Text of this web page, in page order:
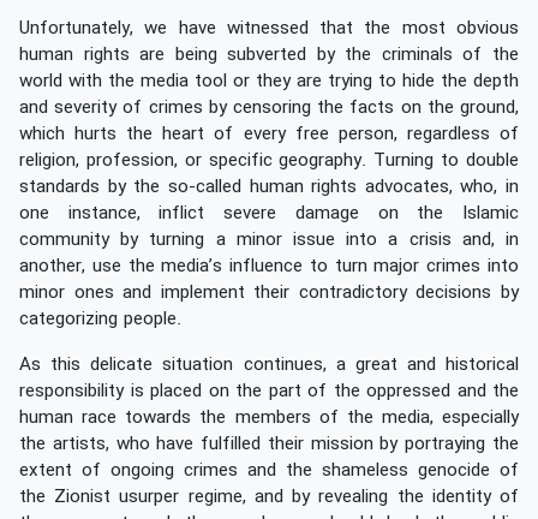
Unfortunately, we have witnessed that the most obvious
human rights are being subverted by the criminals of the
world with the media tool or they are trying to hide the depth
and severity of crimes by censoring the facts on the ground,
which hurts the heart of every free person, regardless of
religion, profession, or specific geography. Turning to double
standards by the so-called human rights advocates, who, in
one instance, inflict severe damage on the Islamic
community by turning a minor issue into a crisis and, in
another, use the media’s influence to turn major crimes into
minor ones and implement their contradictory decisions by
categorizing people.
As this delicate situation continues, a great and historical
responsibility is placed on the part of the oppressed and the
human race towards the members of the media, especially
the artists, who have fulfilled their mission by portraying the
extent of ongoing crimes and the shameless genocide of
the Zionist usurper regime, and by revealing the identity of